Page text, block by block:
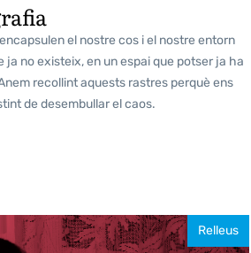
el nostre cos i el nostre entorn
ja no existeix, en un espai que potser ja ha
recollint aquests rastres perquè ens
de desembullar el caos.
Relleus